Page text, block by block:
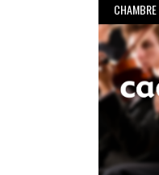
CHAMBRE